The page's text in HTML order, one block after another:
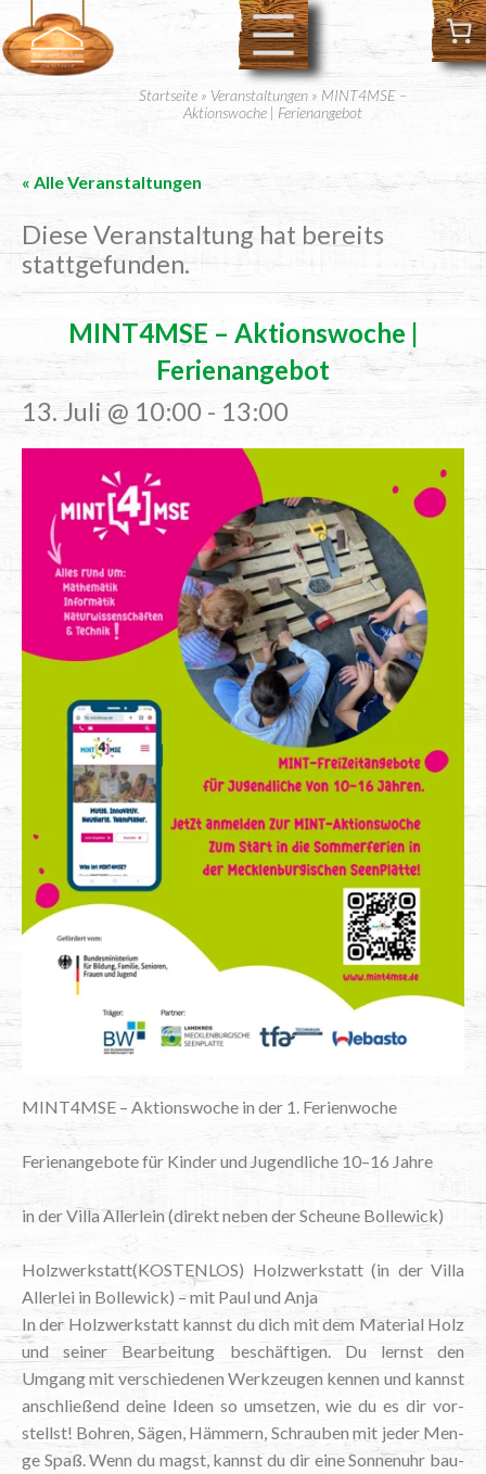
Startseite » Veranstaltungen » MINT4MSE –
Aktionswoche | Ferienangebot
« Alle Veranstaltungen
Diese Veranstaltung hat bereits
stattgefunden.
MINT4MSE – Akti­ons­wo­che |
Ferienangebot
13. Juli @ 10:00 - 13:00
MINT4MSE – Akti­ons­wo­che in der 1. Ferienwoche
Feri­en­an­ge­bo­te für Kin­der und Jugend­li­che 10–16 Jahre
in der Vil­la Aller­lein (direkt neben der Scheu­ne Bollewick)
Holzwerkstatt(KOSTENLOS) Holz­werk­statt (in der Vil­la
Aller­lei in Bol­le­wick) – mit Paul und Anja
In der Holz­werk­statt kannst du dich mit dem Mate­ri­al Holz
und sei­ner Bear­bei­tung beschäf­ti­gen. Du lernst den
Umgang mit ver­schie­de­nen Werk­zeu­gen ken­nen und kannst
anschlie­ßend dei­ne Ideen so umset­zen, wie du es dir vor­
stellst! Boh­ren, Sägen, Häm­mern, Schrau­ben mit jeder Men­
ge Spaß. Wenn du magst, kannst du dir eine Son­nen­uhr bau­